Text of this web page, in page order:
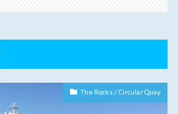
The Rocks / Circular Quay